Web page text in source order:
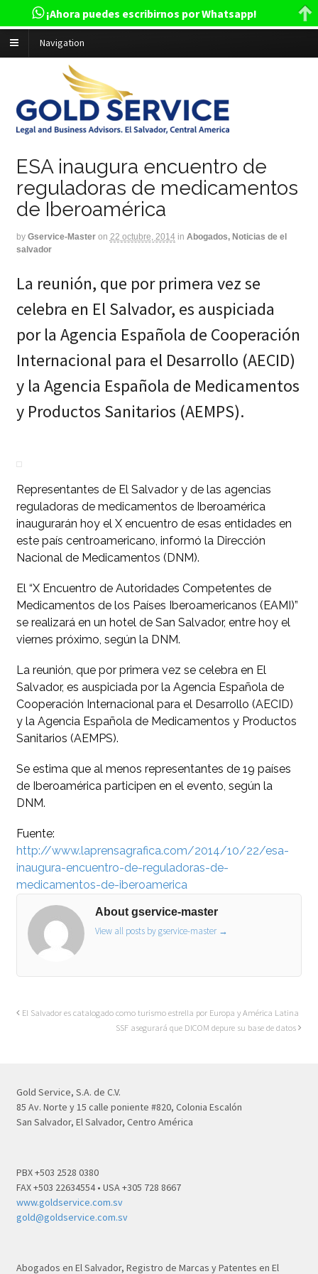
Navigation
ESA inaugura encuentro de
reguladoras de medicamentos
de Iberoamérica
by Gservice-Master on 22 octubre, 2014 in Abogados, Noticias de el
salvador
La reunión, que por primera vez se
celebra en El Salvador, es auspiciada
por la Agencia Española de Cooperación
Internacional para el Desarrollo (AECID)
y la Agencia Española de Medicamentos
y Productos Sanitarios (AEMPS).
Representantes de El Salvador y de las agencias
reguladoras de medicamentos de Iberoamérica
inaugurarán hoy el X encuentro de esas entidades en
este país centroamericano, informó la Dirección
Nacional de Medicamentos (DNM).
El “X Encuentro de Autoridades Competentes de
Medicamentos de los Países Iberoamericanos (EAMI)”
se realizará en un hotel de San Salvador, entre hoy el
viernes próximo, según la DNM.
La reunión, que por primera vez se celebra en El
Salvador, es auspiciada por la Agencia Española de
Cooperación Internacional para el Desarrollo (AECID)
y la Agencia Española de Medicamentos y Productos
Sanitarios (AEMPS).
Se estima que al menos representantes de 19 países
de Iberoamérica participen en el evento, según la
DNM.
Fuente:
http://www.laprensagrafica.com/2014/10/22/esa-
inaugura-encuentro-de-reguladoras-de-
medicamentos-de-iberoamerica
About gservice-master
View all posts by gservice-master →
El Salvador es catalogado como turismo estrella por Europa y América Latina
SSF asegurará que DICOM depure su base de datos
Gold Service, S.A. de C.V.
85 Av. Norte y 15 calle poniente #820, Colonia Escalón
San Salvador, El Salvador, Centro América
PBX +503 2528 0380
FAX +503 22634554 • USA +305 728 8667
www.goldservice.com.sv
gold@goldservice.com.sv
Abogados en El Salvador, Registro de Marcas y Patentes en El
¡Ahora puedes escribirnos por Whatsapp!